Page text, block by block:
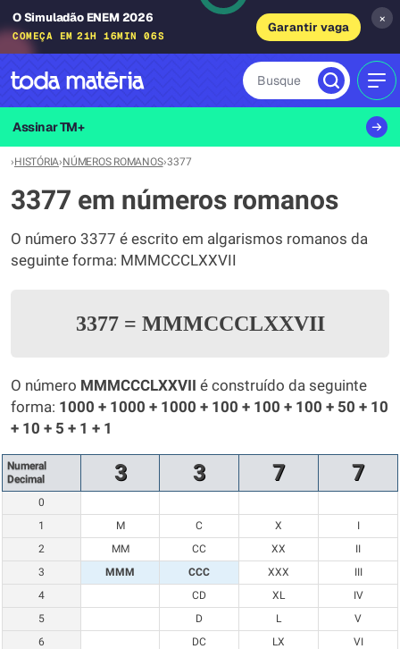
O Simuladão ENEM 2026
COMEÇA EM 21H 16MIN 06S
Garantir vaga
×
Busque
Assinar TM+
›HISTÓRIA›NÚMEROS ROMANOS›3377
3377 em números romanos
O número 3377 é escrito em algarismos romanos da
seguinte forma: MMMCCCLXXVII
3377 = MMMCCCLXXVII
O número MMMCCCLXXVII é construído da seguinte
forma: 1000 + 1000 + 1000 + 100 + 100 + 100 + 50 + 10
+ 10 + 5 + 1 + 1
Numeral
Decimal
3 3 7 7
0
1
M C X
I
2
MM CC XX
II
3
MMM CCC XXX
III
4
CD XL
IV
5
D L
V
6
DC LX
VI